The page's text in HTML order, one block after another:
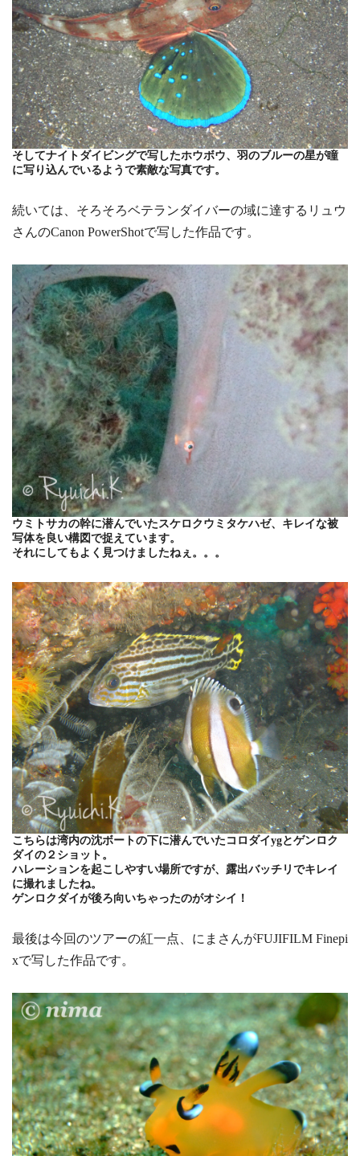
そしてナイトダイビングで写したホウボウ、羽のブルーの星が瞳
に写り込んでいるようで素敵な写真です。
続いては、そろそろベテランダイバーの域に達するリュウ
さんのCanon PowerShotで写した作品です。
ウミトサカの幹に潜んでいたスケロクウミタケハゼ、キレイな被
写体を良い構図で捉えています。
それにしてもよく見つけましたねぇ。。。
こちらは湾内の沈ボートの下に潜んでいたコロダイygとゲンロク
ダイの２ショット。
ハレーションを起こしやすい場所ですが、露出バッチリでキレイ
に撮れましたね。
ゲンロクダイが後ろ向いちゃったのがオシイ！
最後は今回のツアーの紅一点、にまさんがFUJIFILM Finepi
xで写した作品です。